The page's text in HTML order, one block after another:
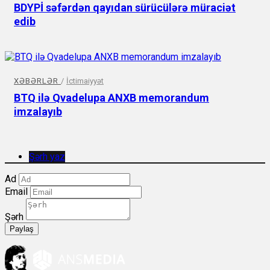
BDYPİ səfərdən qayıdan sürücülərə müraciət
edib
XƏBƏRLƏR / İctimaiyyət
BTQ ilə Qvadelupa ANXB memorandum
imzalayıb
Şərh yaz
Ad
Email
Şərh
Paylaş